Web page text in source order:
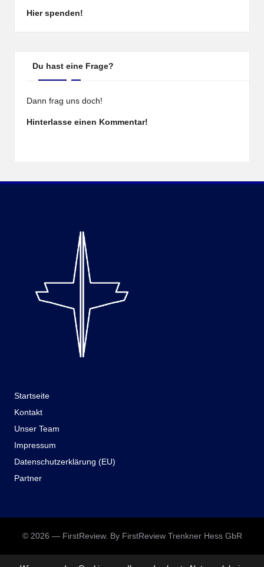
Hier spenden!
Du hast eine Frage?
Dann frag uns doch!
Hinterlasse einen Kommentar!
Startseite
Kontakt
Unser Team
Impressum
Datenschutzerklärung (EU)
Partner
© 2026 — FirstReview. By FirstReview Trenkner Hess GbR